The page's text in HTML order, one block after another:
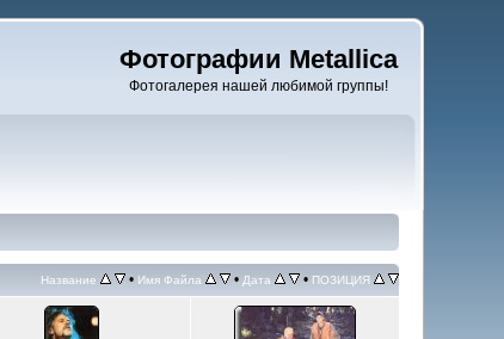
Фотографии Metallica
Фотогалерея нашей любимой группы!
Название • Имя Файла • Дата • ПОЗИЦИЯ